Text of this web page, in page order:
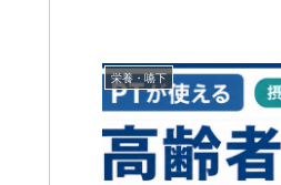
栄養・嚥下